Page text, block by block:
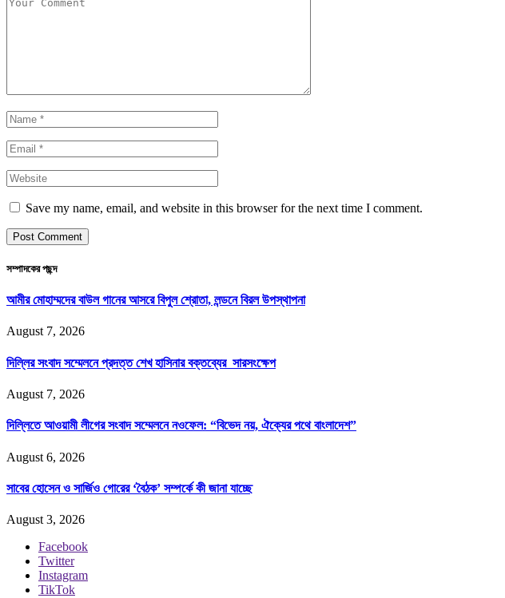
Save my name, email, and website in this browser for the next time I comment.
সম্পাদকের পছন্দ
আমীর মোহাম্মদের বাউল গানের আসরে বিপুল শ্রোতা, লন্ডনে বিরল উপস্থাপনা
August 7, 2026
দিল্লির সংবাদ সম্মেলনে প্রদত্ত শেখ হাসিনার বক্তব্যের সারসংক্ষেপ
August 7, 2026
দিল্লিতে আওয়ামী লীগের সংবাদ সম্মেলনে নওফেল: “বিভেদ নয়, ঐক্যের পথে বাংলাদেশ”
August 6, 2026
সাবের হোসেন ও সার্জিও গোরের ‘বৈঠক’ সম্পর্কে কী জানা যাচ্ছে
August 3, 2026
Facebook
Twitter
Instagram
TikTok